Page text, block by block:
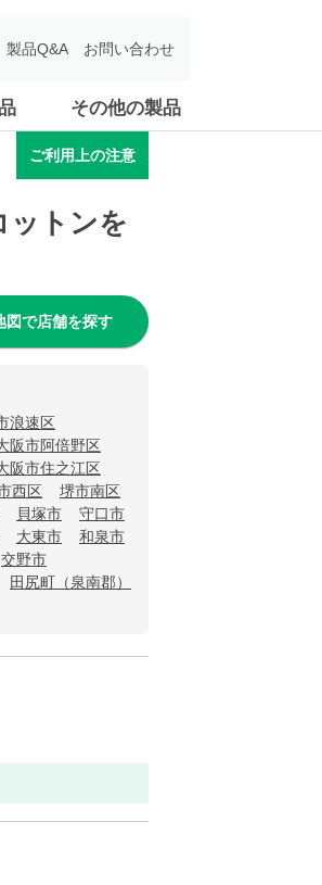
その他の製品
製品Q&A お問い合わせ
ご利用上の注意
ットンを
図で店舗を探す
浪速区
阪市阿倍野区
阪市住之江区
西区
堺市南区
貝塚市
守口市
大東市
和泉市
交野市
田尻町（泉南郡）